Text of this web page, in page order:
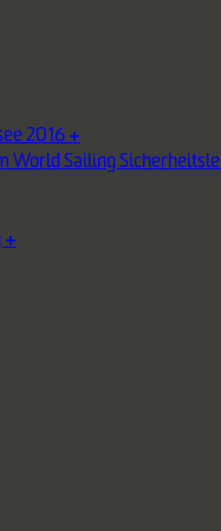
2016+
World Sailing
+